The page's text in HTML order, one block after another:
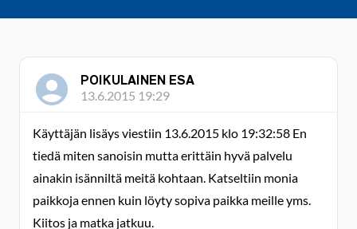
POIKULAINEN ESA
13.6.2015 19:29
Käyttäjän lisäys viestiin 13.6.2015 klo 19:32:58 En
tiedä miten sanoisin mutta erittäin hyvä palvelu
ainakin isänniltä meitä kohtaan. Katseltiin monia
paikkoja ennen kuin löyty sopiva paikka meille yms.
Kiitos ja matka jatkuu.